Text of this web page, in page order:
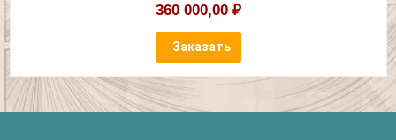
360 000,00 ₽
Заказать